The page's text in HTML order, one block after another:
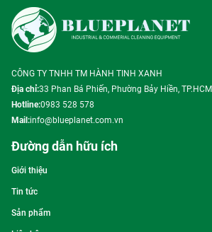
CÔNG TY TNHH TM HÀNH TINH XANH
Địa chỉ:33 Phan Bá Phiến, Phường Bảy Hiền, TP.HCM
Hotline:0983 528 578
Mail:info@blueplanet.com.vn
Đường dẫn hữu ích
Giới thiệu
Tin tức
Sản phẩm